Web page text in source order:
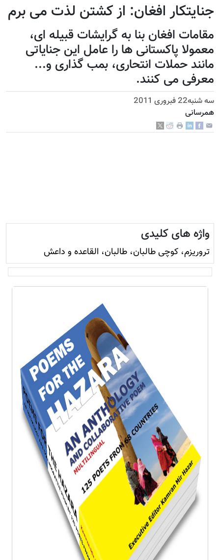
جنایتکار افغان: از کشتن لذت می برم
مقامات افغان بنا به گرایشات قبیله ای،
معمولا پاکستانی ها را عامل این جنایاتی
مانند حملات انتحاری، بمب گذاری و...
معرفی می کنند.
سه شنبه22 فبروری 2011
همرسانی
واژه های کلیدی
تروريزم، کوچی طالبان، طالبان، القاعده و داعش